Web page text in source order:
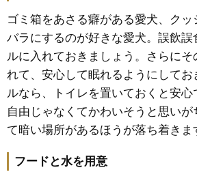
ゴミ箱をあさる癖がある愛犬、クッ
バラにするのが好きな愛犬。誤飲誤
ルに入れておきましょう。さらにそ
れて、安心して眠れるようにしてお
ルなら、トイレを置いておくと安心
自由じゃなくてかわいそうと思いが
て暗い場所があるほうが落ち着きま
フードと水を用意